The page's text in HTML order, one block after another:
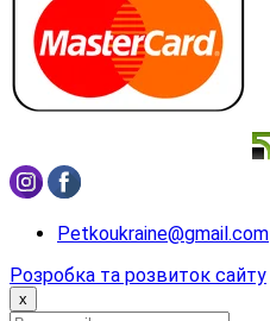
Petkoukraine@gmail.com
Розробка та розвиток сайту
x